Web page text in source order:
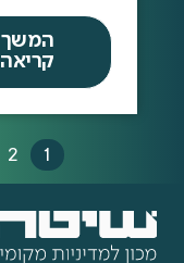
המשך
קריאה
1
2